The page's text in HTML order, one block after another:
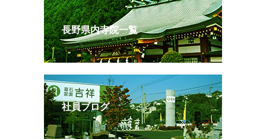
長野県内寺院一覧
社員ブログ